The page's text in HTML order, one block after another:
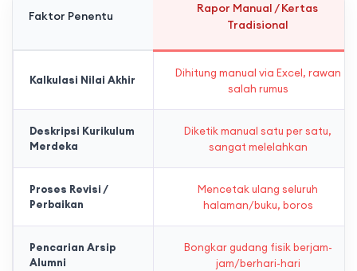
Faktor Penentu
Rapor Manual / Kertas
Tradisional
Kalkulasi Nilai Akhir
Dihitung manual via Excel, rawan
salah rumus
Deskripsi Kurikulum
Merdeka
Diketik manual satu per satu,
sangat melelahkan
Proses Revisi /
Perbaikan
Mencetak ulang seluruh
halaman/buku, boros
Pencarian Arsip
Alumni
Bongkar gudang fisik berjam-
jam/berhari-hari